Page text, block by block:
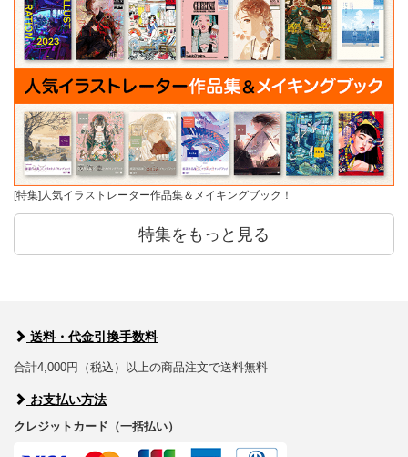
[特集]人気イラストレーター作品集＆メイキングブック！
特集をもっと見る
送料・代金引換手数料
合計4,000円（税込）以上の商品注文で送料無料
お支払い方法
クレジットカード（一括払い）